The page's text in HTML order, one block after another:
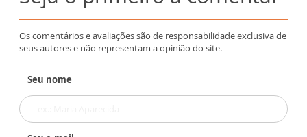
Os comentários e avaliações são de responsabilidade exclusiva de
seus autores e não representam a opinião do site.
Seu nome